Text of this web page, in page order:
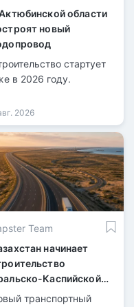
области
новый
стартует
в 2026 году.
2026
Team
начинает
Каспийской
транспортный